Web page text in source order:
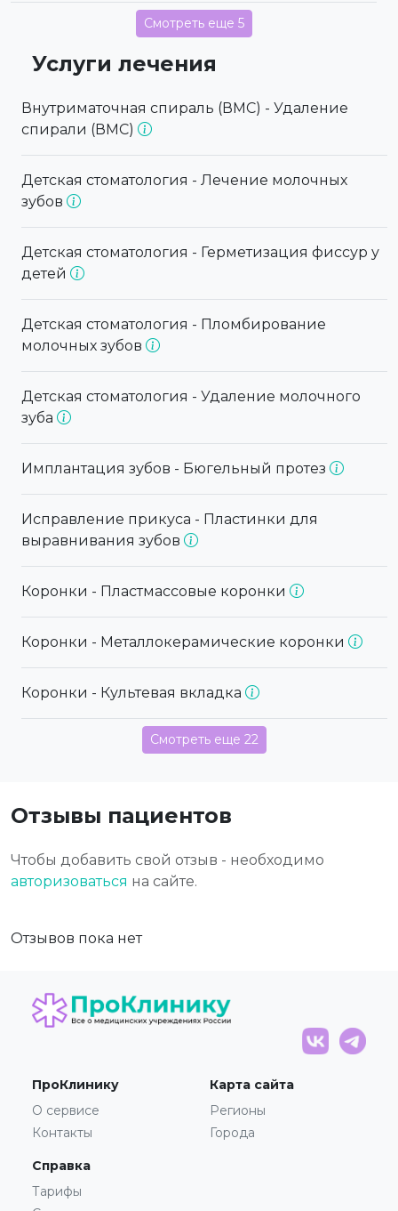
Смотреть еще 5
Услуги лечения
Внутриматочная спираль (ВМС) - Удаление
спирали (ВМС)
Детская стоматология - Лечение молочных
зубов
Детская стоматология - Герметизация фиссур у
детей
Детская стоматология - Пломбирование
молочных зубов
Детская стоматология - Удаление молочного
зуба
Имплантация зубов - Бюгельный протез
Исправление прикуса - Пластинки для
выравнивания зубов
Коронки - Пластмассовые коронки
Коронки - Металлокерамические коронки
Коронки - Культевая вкладка
Смотреть еще 22
Отзывы пациентов
Чтобы добавить свой отзыв - необходимо
авторизоваться на сайте.
Отзывов пока нет
ПроКлинику
О сервисе
Контакты
Карта сайта
Регионы
Города
Справка
Тарифы